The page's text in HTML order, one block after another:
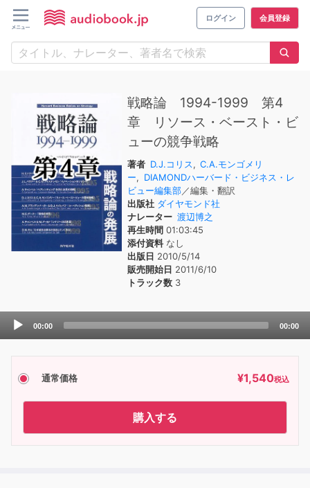
ログイン 会員登録
戦略論 1994-1999 第4
章 リソース・ベースト・ビ
ューの競争戦略
著者 D.J.コリス, C.A.モンゴメリ
ー, DIAMONDハーバード・ビジネス・レ
ビュー編集部／編集・翻訳
出版社 ダイヤモンド社
ナレーター 渡辺博之
再生時間 01:03:45
添付資料なし
出版日 2010/5/14
販売開始日 2011/6/10
トラック数 3
Audio
00:00 00:00
通常価格 ¥1,540税込
購入する